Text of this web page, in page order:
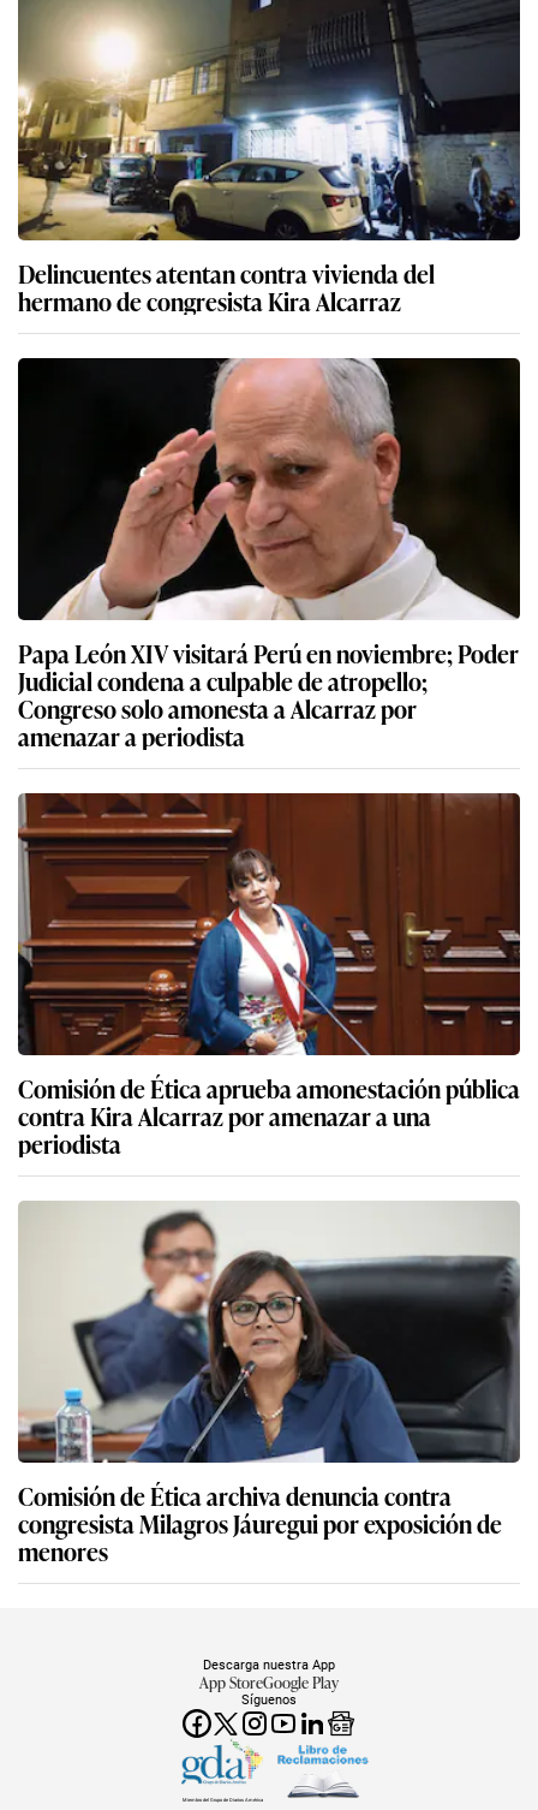
Delincuentes atentan contra vivienda del
hermano de congresista Kira Alcarraz
Papa León XIV visitará Perú en noviembre; Poder
Judicial condena a culpable de atropello;
Congreso solo amonesta a Alcarraz por
amenazar a periodista
Comisión de Ética aprueba amonestación pública
contra Kira Alcarraz por amenazar a una
periodista
Comisión de Ética archiva denuncia contra
congresista Milagros Jáuregui por exposición de
menores
Síguenos
Descarga nuestra App
App StoreGoogle Play
Miembro del Grupo de Diarios América